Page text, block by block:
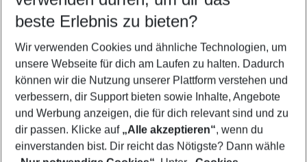
5-8 Nächte
2 Erwachsene Keine Kinder
Mehr Filter anzeigen
beste Erlebnis zu bieten?
Wir verwenden Cookies und ähnliche Technologien, um
unsere Webseite für dich am Laufen zu halten. Dadurch
können wir die Nutzung unserer Plattform verstehen und
verbessern, dir Support bieten sowie Inhalte, Angebote
und Werbung anzeigen, die für dich relevant sind und zu
dir passen. Klicke auf „Alle akzeptieren“, wenn du
einverstanden bist. Dir reicht das Nötigste? Dann wähle